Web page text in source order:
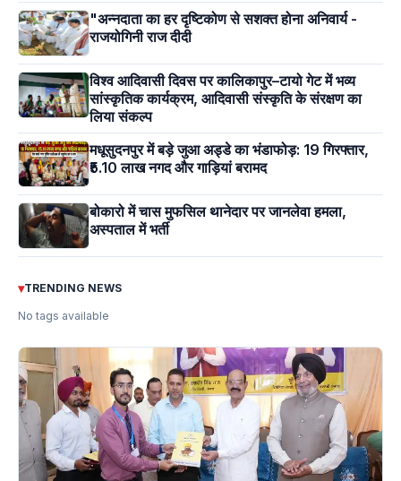
"अन्नदाता का हर दृष्टिकोण से सशक्त होना अनिवार्य -
राजयोगिनी राज दीदी
विश्व आदिवासी दिवस पर कालिकापुर–टायो गेट में भव्य
सांस्कृतिक कार्यक्रम, आदिवासी संस्कृति के संरक्षण का
लिया संकल्प
मधूसुदनपुर में बड़े जुआ अड्डे का भंडाफोड़: 19 गिरफ्तार,
₹5.10 लाख नगद और गाड़ियां बरामद
बोकारो में चास मुफसिल थानेदार पर जानलेवा हमला,
अस्पताल में भर्ती
▾TRENDING NEWS
No tags available